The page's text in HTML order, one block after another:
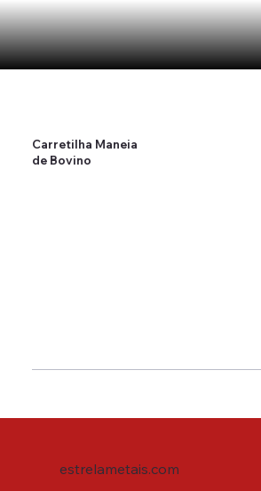
Carretilha Maneia
de Bovino
estrelametais.com